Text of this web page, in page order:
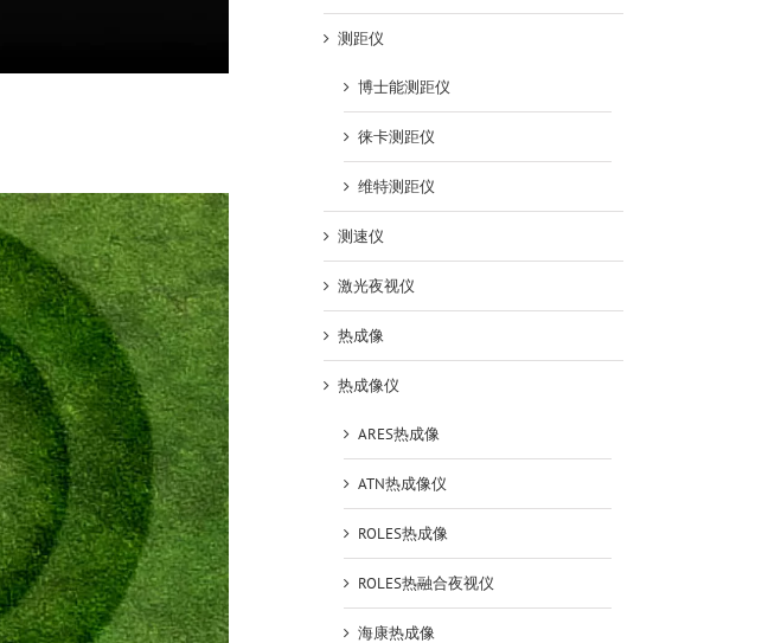
测距仪
博士能测距仪
徕卡测距仪
维特测距仪
测速仪
激光夜视仪
热成像
热成像仪
ARES热成像
ATN热成像仪
ROLES热成像
ROLES热融合夜视仪
海康热成像